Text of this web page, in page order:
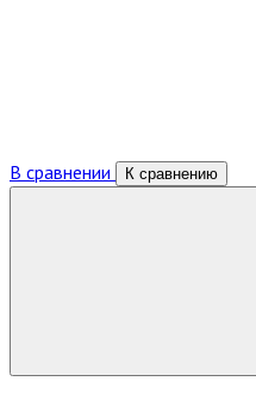
В сравнении К сравнению